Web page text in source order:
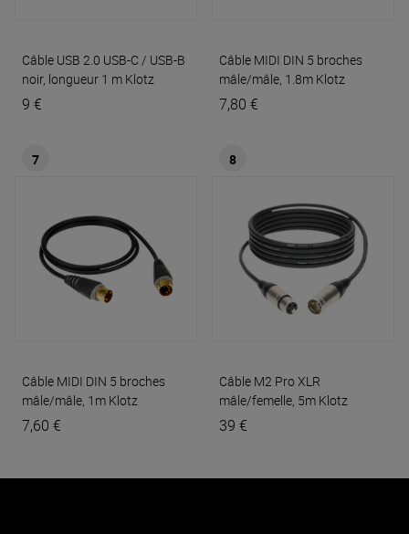
Câble USB 2.0 USB-C / USB-B
noir, longueur 1 m Klotz
9 €
Câble MIDI DIN 5 broches
mâle/mâle, 1.8m Klotz
7,80 €
7
Câble MIDI DIN 5 broches
mâle/mâle, 1m Klotz
7,60 €
8
Câble M2 Pro XLR
mâle/femelle, 5m Klotz
39 €